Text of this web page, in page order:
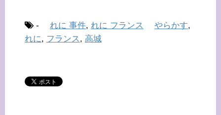
- れに 事件, れに フランス やらかす,
れに, フランス, 高城